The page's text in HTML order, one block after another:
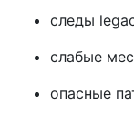
следы
слабые
опасные